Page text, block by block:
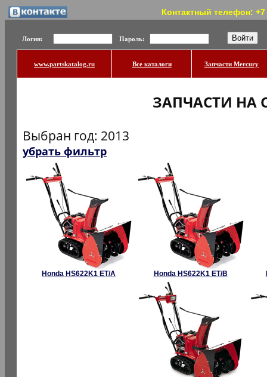
Контактный телефон:
Логин: Пароль:
www.partskatalog.ru Все каталоги Запчасти Mercury
ЗАПЧАСТИ НА
Выбран год: 2013
убрать фильтр
Honda HS622K1 ET/A Honda HS622K1 ET/B